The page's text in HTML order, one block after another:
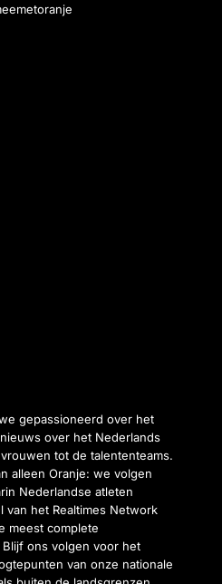
gepassioneerd over het
over het Nederlands
tot de talententeams.
alleen Oranje: we volgen
Nederlandse atleten
van het Realtimes Network
meest complete
ons volgen voor het
van onze nationale